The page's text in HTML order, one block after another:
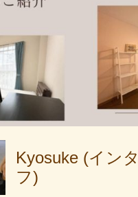
Kyosuke (イン
フ)